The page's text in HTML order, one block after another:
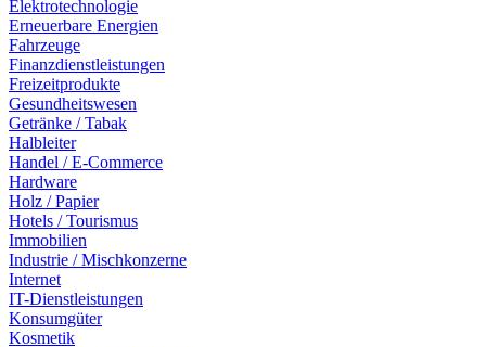
Elektrotechnologie
Erneuerbare Energien
Fahrzeuge
Finanzdienstleistungen
Freizeitprodukte
Gesundheitswesen
Getränke / Tabak
Halbleiter
Handel / E-Commerce
Hardware
Holz / Papier
Hotels / Tourismus
Immobilien
Industrie / Mischkonzerne
Internet
IT-Dienstleistungen
Konsumgüter
Kosmetik